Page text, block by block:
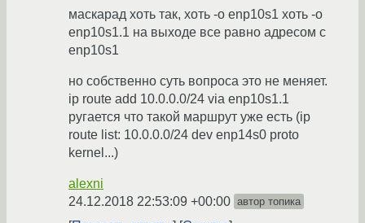
маскарад хоть так, хоть -o enp10s1 хоть -o
enp10s1.1 на выходе все равно адресом с
enp10s1
но собственно суть вопроса это не меняет.
ip route add 10.0.0.0/24 via enp10s1.1
ругается что такой маршрут уже есть (ip
route list: 10.0.0.0/24 dev enp14s0 proto
kernel...)
alexni
24.12.2018 22:53:09 +00:00 автор топика